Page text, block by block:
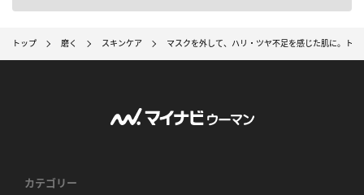
トップ 磨く スキンケア マスクを外して、ハリ・ツヤ不足を感じた肌に。ト
カテゴリー